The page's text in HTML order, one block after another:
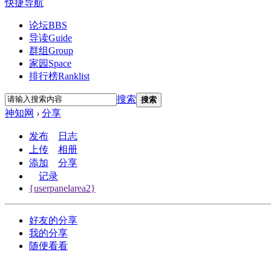
快捷导航
论坛BBS
导读Guide
群组Group
家园 Space
排行榜Ranklist
搜索 搜索
神知网 › 分享
发布
日志
上传
相册
添加
分享
记录
{userpanelarea2}
好友的分享
我的分享
随便看看